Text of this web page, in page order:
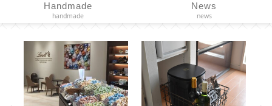
Handmade
handmade
News
news